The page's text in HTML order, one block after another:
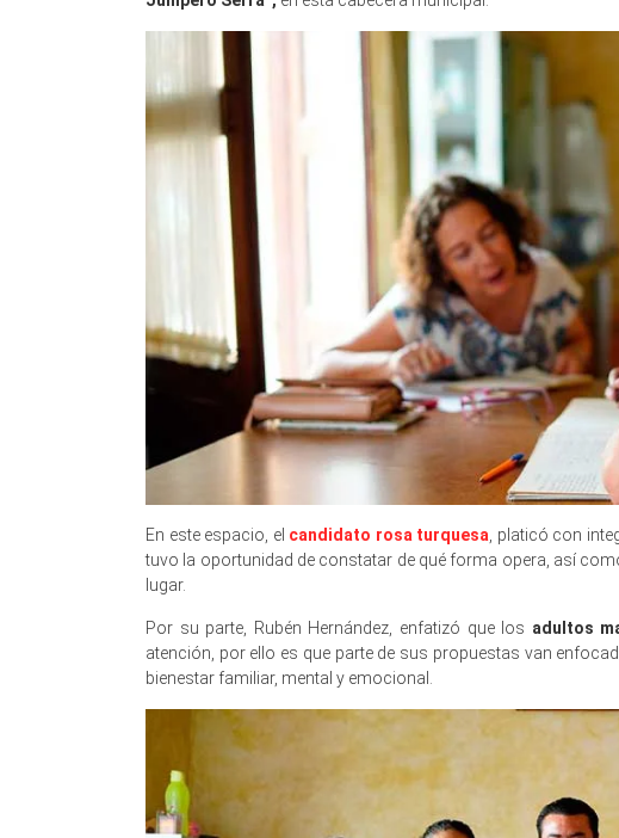
En este espacio, el candidato rosa turquesa , platicó con
tuvo la oportunidad de constatar de qué forma opera, así
lugar.
Por su parte, Rubén Hernández, enfatizó que los adultos
atención, por ello es que parte de sus propuestas van
bienestar familiar, mental y emocional.